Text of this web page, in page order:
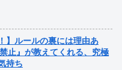
】ルールの裏には理由あ
止』が教えてくれる、究極
持ち